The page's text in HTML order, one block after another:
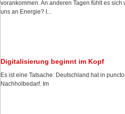
vorankommen. An anderen Tagen fühlt es
uns an Energie? I...
Digitalisierung beginnt im Kopf
Es ist eine Tatsache: Deutschland hat in
Nachholbedarf. Im